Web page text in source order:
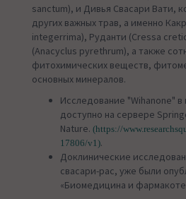
sanctum), и Дивья Свасари Вати,
других важных трав, а именно
integerrima), Руданти (Cressa
(Anacyclus pyrethrum), а также
фитохимических веществ,
основных минералов.
Исследование "Wihanone"
доступно на сервере
Nature. (https://
17806/v1).
Доклинические
сваcари-рас, уже были
«Биомедицина и